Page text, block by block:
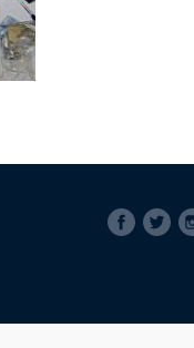
SOCIAL
LINKS